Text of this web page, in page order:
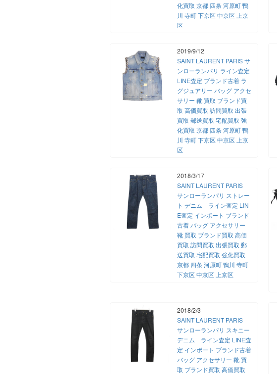
化買取 京都 四条 河原町 鴨
川 寺町 下京区 中京区 上京
区
2019/9/12
SAINT LAURENT PARIS サ
ンローランパリ ライン査定
LINE査定 ブランド古着 ラ
グジュアリー バッグ アクセ
サリー 靴 買取 ブランド買
取 高価買取 訪問買取 出張
買取 郵送買取 宅配買取 強
化買取 京都 四条 河原町 鴨
川 寺町 下京区 中京区 上京
区
2018/3/17
SAINT LAURENT PARIS
サンローランパリ ストレー
ト デニム ライン査定 LIN
E査定 インポート ブランド
古着 バッグ アクセサリー
靴 買取 ブランド買取 高価
買取 訪問買取 出張買取 郵
送買取 宅配買取 強化買取
京都 四条 河原町 鴨川 寺町
下京区 中京区 上京区
2018/2/3
SAINT LAURENT PARIS
サンローランパリ スキニー
デニム ライン査定 LINE査
定 インポート ブランド古着
バッグ アクセサリー 靴 買
取 ブランド買取 高価買取